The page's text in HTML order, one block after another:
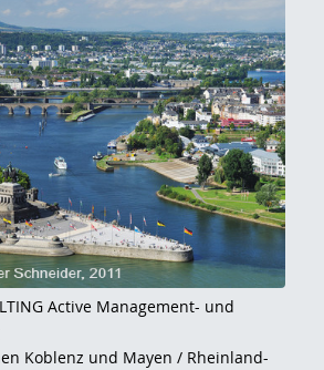
Active Management- und
Koblenz und Mayen / Rheinland-